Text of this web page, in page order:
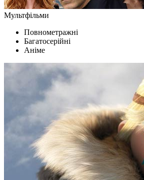
Мультфільми
Повнометражні
Багатосерійні
Аніме